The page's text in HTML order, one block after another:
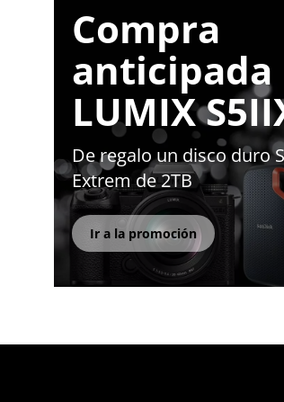
Compra
anticipada
LUMIX
De regalo un disco duro
Extrem de 2TB
Ir a la promoción